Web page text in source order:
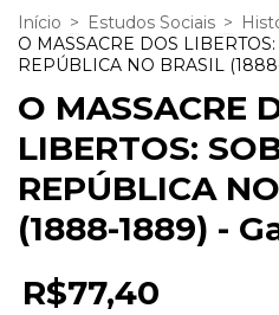
Início > Estudos Sociais >
O MASSACRE DOS
REPÚBLICA NO BRASIL
O MASSACRE
LIBERTOS:
REPÚBLICA
(1888-1889) -
R$77,40